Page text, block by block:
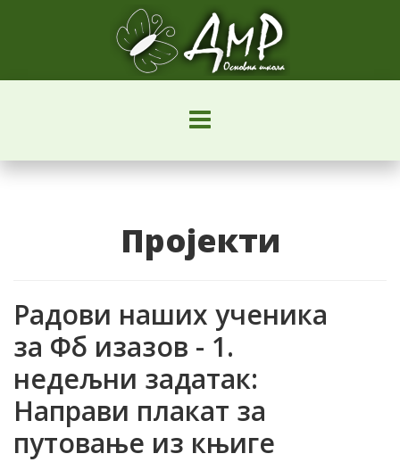
Пројекти
Радови наших ученика
за Фб изазов - 1.
недељни задатак:
Направи плакат за
путовање из књиге